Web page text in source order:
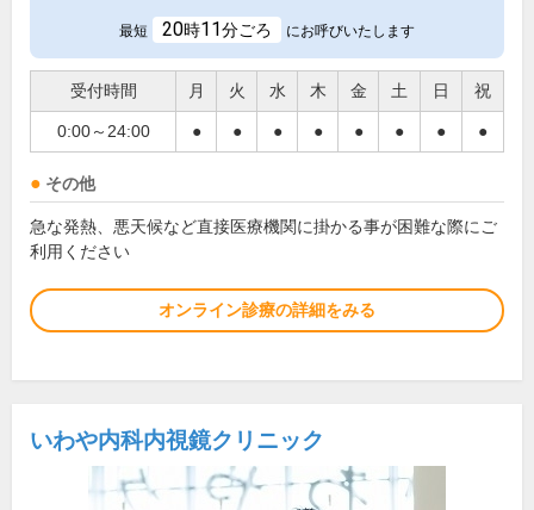
最短 20時11分ごろ にお呼びいたします
受付時間 月 火 水 木 金 土 日 祝
0:00～24:00 ● ● ● ● ● ● ● ●
その他
急な発熱、悪天候など直接医療機関に掛かる事が困難な際にご
利用ください
オンライン診療の詳細をみる
いわや内科内視鏡クリニック